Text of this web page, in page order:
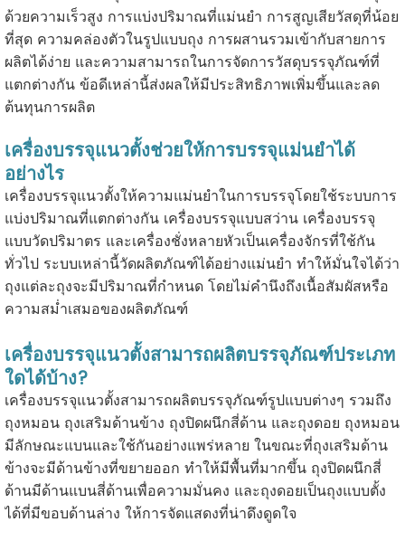
ด้วยความเร็วสูง การแบ่งปริมาณที่แม่นยำ การสูญเสียวัสดุที่น้อย
ที่สุด ความคล่องตัวในรูปแบบถุง การผสานรวมเข้ากับสายการ
ผลิตได้ง่าย และความสามารถในการจัดการวัสดุบรรจุภัณฑ์ที่
แตกต่างกัน ข้อดีเหล่านี้ส่งผลให้มีประสิทธิภาพเพิ่มขึ้นและลด
ต้นทุนการผลิต
เครื่องบรรจุแนวตั้งช่วยให้การบรรจุแม่นยำได้
อย่างไร
เครื่องบรรจุแนวตั้งให้ความแม่นยำในการบรรจุโดยใช้ระบบการ
แบ่งปริมาณที่แตกต่างกัน เครื่องบรรจุแบบสว่าน เครื่องบรรจุ
แบบวัดปริมาตร และเครื่องชั่งหลายหัวเป็นเครื่องจักรที่ใช้กัน
ทั่วไป ระบบเหล่านี้วัดผลิตภัณฑ์ได้อย่างแม่นยำ ทำให้มั่นใจได้ว่า
ถุงแต่ละถุงจะมีปริมาณที่กำหนด โดยไม่คำนึงถึงเนื้อสัมผัสหรือ
ความสม่ำเสมอของผลิตภัณฑ์
เครื่องบรรจุแนวตั้งสามารถผลิตบรรจุภัณฑ์ประเภท
ใดได้บ้าง?
เครื่องบรรจุแนวตั้งสามารถผลิตบรรจุภัณฑ์รูปแบบต่างๆ รวมถึง
ถุงหมอน ถุงเสริมด้านข้าง ถุงปิดผนึกสี่ด้าน และถุงดอย ถุงหมอน
มีลักษณะแบนและใช้กันอย่างแพร่หลาย ในขณะที่ถุงเสริมด้าน
ข้างจะมีด้านข้างที่ขยายออก ทำให้มีพื้นที่มากขึ้น ถุงปิดผนึกสี่
ด้านมีด้านแบนสี่ด้านเพื่อความมั่นคง และถุงดอยเป็นถุงแบบตั้ง
ได้ที่มีขอบด้านล่าง ให้การจัดแสดงที่น่าดึงดูดใจ